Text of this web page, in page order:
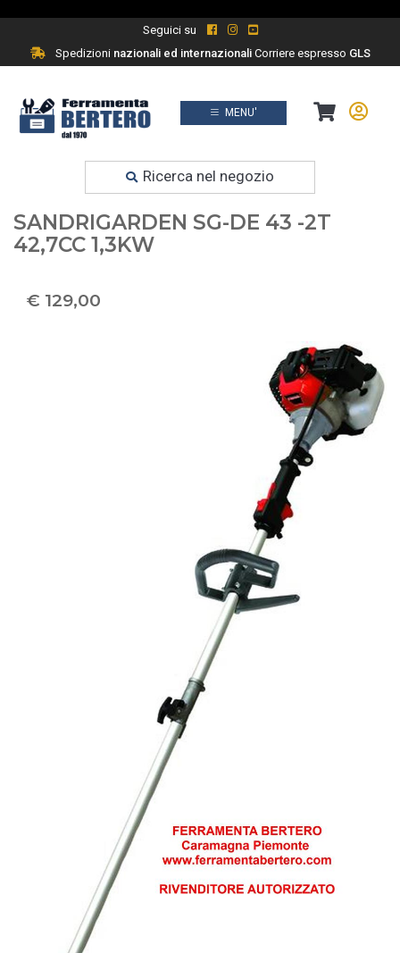
Seguici su
Spedizioninazionali ed internazionaliCorriere espresso GLS
MENU'
Ricerca nel negozio
Prodotti
DECESPUGLIATORE
SANDRIGARDEN SG-DE 43 -2T
42,7CC 1,3KW
€ 129,00